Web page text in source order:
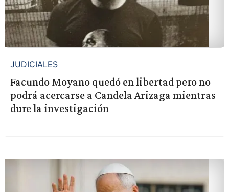
JUDICIALES
Facundo Moyano quedó en libertad pero no
podrá acercarse a Candela Arizaga mientras
dure la investigación